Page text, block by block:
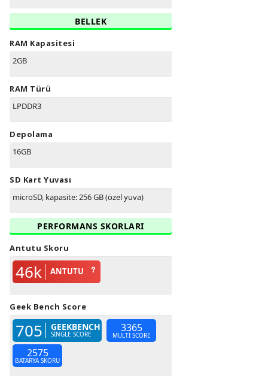
BELLEK
RAM Kapasitesi
2GB
RAM Türü
LPDDR3
Depolama
16GB
SD Kart Yuvası
microSD, kapasite: 256 GB (özel yuva)
PERFORMANS SKORLARI
Antutu Skoru
46k ANTUTU
Geek Bench Score
705 GEEKBENCH
SINGLE SCORE 3365
MULTI SCORE
2575
BATARYA SKORU